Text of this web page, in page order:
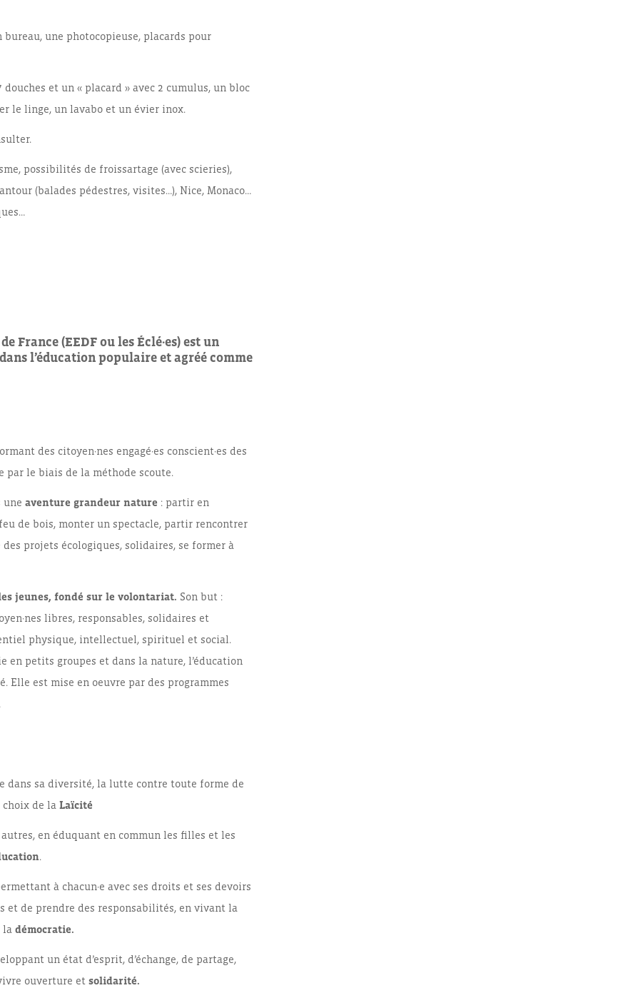
une photocopieuse, placards pour
douches et un « placard » avec 2 cumulus, un bloc
le linge, un lavabo et un évier inox.
possibilités de froissartage (avec scieries),
(balades pédestres, visites…), Nice, Monaco…
France (EEDF ou les Éclé·es) est un
l’éducation populaire et agréé comme
des citoyen·nes engagé·es conscient·es des
par le biais de la méthode scoute.
une aventure grandeur nature : partir en
de bois, monter un spectacle, partir rencontrer
projets écologiques, solidaires, se former à
jeunes, fondé sur le volontariat. Son but :
libres, responsables, solidaires et
physique, intellectuel, spirituel et social.
en petits groupes et dans la nature, l’éducation
Elle est mise en oeuvre par des programmes
dans sa diversité, la lutte contre toute forme de
de la Laïcité
en éduquant en commun les filles et les
.
à chacun·e avec ses droits et ses devoirs
et de prendre des responsabilités, en vivant la
la démocratie.
un état d’esprit, d’échange, de partage,
ouverture et solidarité.